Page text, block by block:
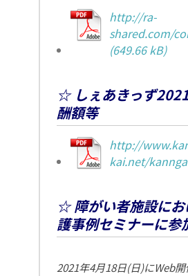
http://ra-
shared.com/
☆ しぇあきっず
酬額等
http://
kai.net/
☆ 障がい者施設に
護事例セミナーに参
2021年4月18日(日)にWeb